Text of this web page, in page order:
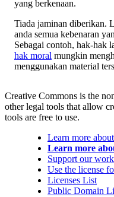
yang berkenaan.
Tiada jaminan diberikan.
anda semua kebenaran
Sebagai contoh, hak-hak
hak moral mungkin
menggunakan material
Creative Commons is the
other legal tools that allow
tools are free to use.
Learn more
Learn more
Support our work
Use the license
Licenses List
Public Domain